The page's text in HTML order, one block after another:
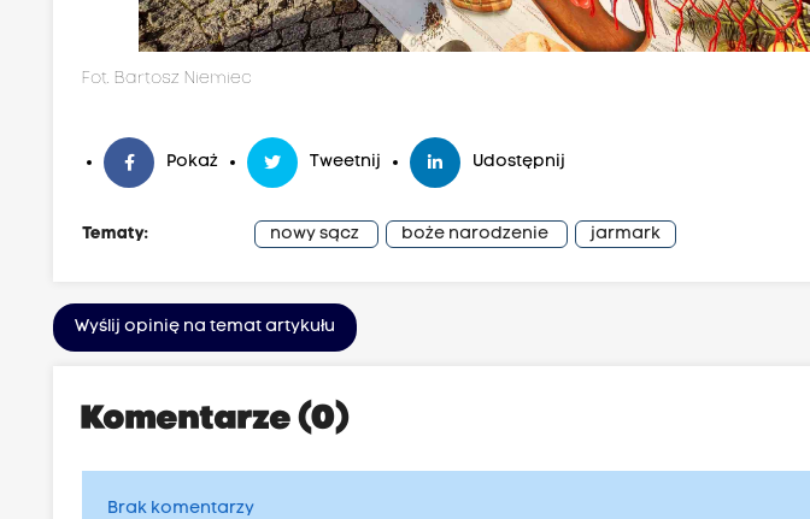
Fot. Bartosz Niemiec
Pokaż Tweetnij Udostępnij
Tematy: nowy sącz boże narodzenie jarmark
Wyślij opinię na temat artykułu
Komentarze (0)
Brak komentarzy